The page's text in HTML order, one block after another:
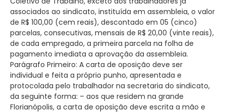
associados ao sindicato, instituída em assembleia, o valor
de R$ 100,00 (cem reais), descontado em 05 (cinco)
parcelas, consecutivas, mensais de R$ 20,00 (vinte reais),
de cada empregado, a primeira parcela na folha de
pagamento imediata a aprovação da assembleia.
Parágrafo Primeiro: A carta de oposição deve ser
individual e feita a próprio punho, apresentada e
protocolada pelo trabalhador na secretaria do sindicato,
da seguinte forma: – aos que residem na grande
Florianópolis, a carta de oposição deve escrita a mão e